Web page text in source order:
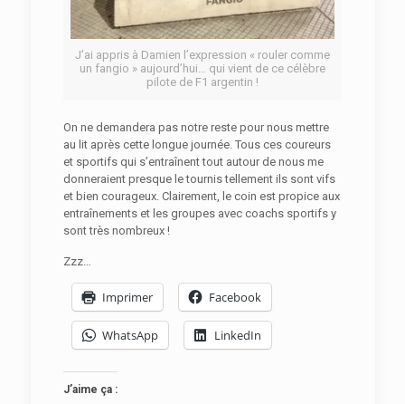
J’ai appris à Damien l’expression « rouler comme
un fangio » aujourd’hui… qui vient de ce célèbre
pilote de F1 argentin !
On ne demandera pas notre reste pour nous mettre
au lit après cette longue journée. Tous ces coureurs
et sportifs qui s’entraînent tout autour de nous me
donneraient presque le tournis tellement ils sont vifs
et bien courageux. Clairement, le coin est propice aux
entraînements et les groupes avec coachs sportifs y
sont très nombreux !
Zzz…
Imprimer Facebook
WhatsApp LinkedIn
J’aime ça :